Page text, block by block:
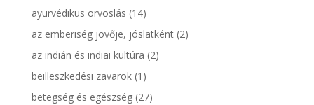
ayurvédikus orvoslás (14)
az emberiség jövője, jóslatként(2)
az indián és indiai kultúra (2)
beilleszkedési zavarok(1)
betegség és egészség(27)